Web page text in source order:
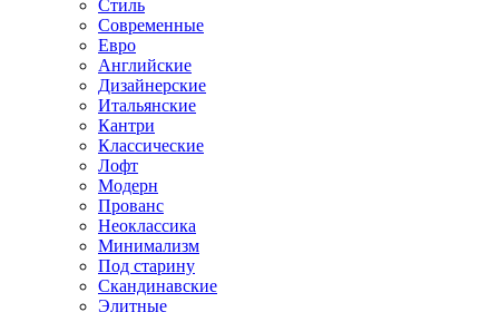
Стиль
Современные
Евро
Английские
Дизайнерские
Итальянские
Кантри
Классические
Лофт
Модерн
Прованс
Неоклассика
Минимализм
Под старину
Скандинавские
Элитные